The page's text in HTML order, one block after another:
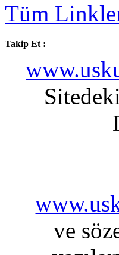
Tüm
Takip Et :
ve